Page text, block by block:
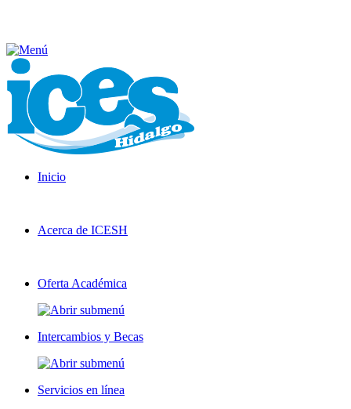
Inicio
Acerca de ICESH
Oferta Académica
Intercambios y Becas
Servicios en línea